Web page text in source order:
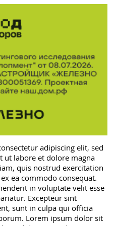
adipiscing elit, sed
labore et dolore magna
quis nostrud exercitation
ea commodo consequat.
in voluptate velit esse
Excepteur sint
sunt in culpa qui officia
Lorem ipsum dolor sit